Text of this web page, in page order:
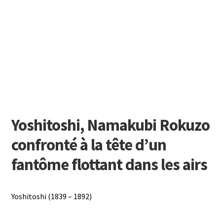
Yoshitoshi, Namakubi Rokuzo
confronté à la tête d’un
fantôme flottant dans les airs
Yoshitoshi (1839 – 1892)